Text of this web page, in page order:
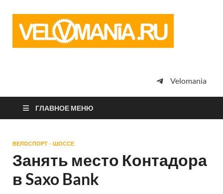
просто
Velomania
ГЛАВНОЕ МЕНЮ
ВЕЛОСПОРТ - ШОССЕ
Занять место Контадора
в Saxo Bank